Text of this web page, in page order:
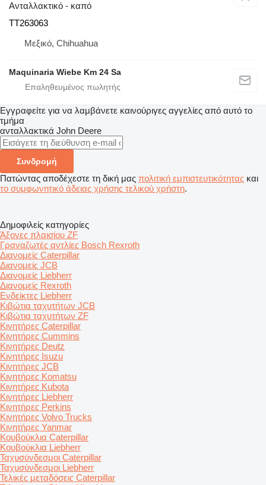
Ανταλλακτικό - καπό
TT263063
Μεξικό, Chihuahua
Maquinaria Wiebe Km 24 Sa
Εγγραφείτε για να λαμβάνετε καινούριγες αγγελίες από αυτό το
τμήμα
ανταλλακτικά John Deere
Συνδρομή
Πατώντας αποδέχεστε τη δική μας πολιτική εμπιστευτικότητας και
το συμφωνητικό άδειας χρήσης τελικού χρήστη.
Δημοφιλείς κατηγορίες
Άξονες πλαισίου ZF
Γραναζωτές αντλίες Bosch Rexroth
Διανομείς Caterpillar
Διανομείς JCB
Διανομείς Liebherr
Διανομείς Rexroth
Ενδείκτες Liebherr
Κιβώτια ταχυτήτων JCB
Κιβώτια ταχυτήτων ZF
Κινητήρες Caterpillar
Κινητήρες Cummins
Κινητήρες Deutz
Κινητήρες Isuzu
Κινητήρες JCB
Κινητήρες Komatsu
Κινητήρες Kubota
Κινητήρες Liebherr
Κινητήρες Perkins
Κινητήρες Volvo Trucks
Κινητήρες Yanmar
Κουβούκλια Caterpillar
Κουβούκλια Liebherr
Ταχυσύνδεσμοι Caterpillar
Ταχυσύνδεσμοι Liebherr
Τελικές μεταδόσεις Caterpillar